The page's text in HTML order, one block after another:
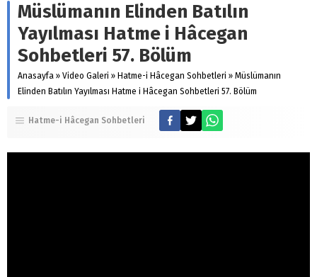
Müslümanın Elinden Batılın
Yayılması Hatme i Hâcegan
Sohbetleri 57. Bölüm
Anasayfa » Video Galeri » Hatme-i Hâcegan Sohbetleri » Müslümanın
Elinden Batılın Yayılması Hatme i Hâcegan Sohbetleri 57. Bölüm
Hatme-i Hâcegan Sohbetleri